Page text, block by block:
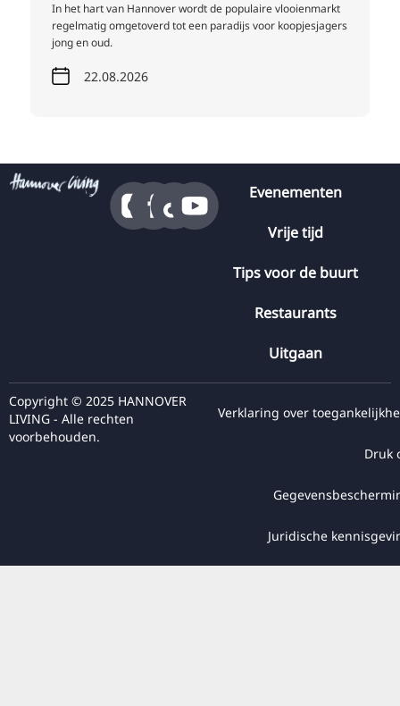
In het hart van Hannover wordt de populaire vlooienmarkt
regelmatig omgetoverd tot een paradijs voor koopjesjagers
jong en oud.
22.08.2026
Evenementen
Vrije tijd
Tips voor de buurt
Restaurants
Uitgaan
Copyright © 2025 HANNOVER
LIVING - Alle rechten
voorbehouden.
Verklaring over
Druk
Juridische